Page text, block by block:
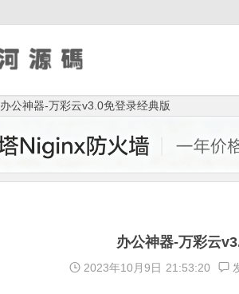
办公神器-万彩云v3.0免登录经典版
办公神器-万彩云
2023年10月9日 21:53:20